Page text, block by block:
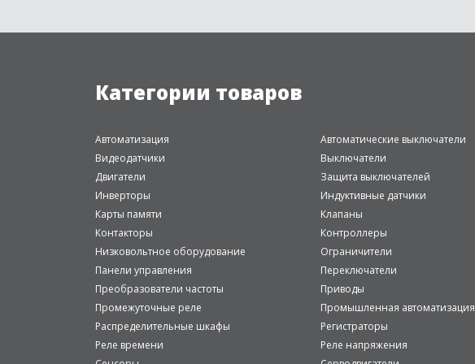
Категории товаров
Автоматизация Автоматические выключатели
Видеодатчики
Выключатели
Двигатели
Защита выключателей
Инверторы
Индуктивные датчики
Карты памяти
Клапаны
Контакторы
Контроллеры
Низковольтное оборудование
Ограничители
Панели управления
Переключатели
Преобразователи частоты
Приводы
Промежуточные реле
Промышленная автоматизация
Распределительные шкафы
Регистраторы
Реле времени
Реле напряжения